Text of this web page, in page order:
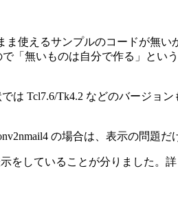
ま使えるサンプルのコードが無い
「無いものは自分で作る」とい
は Tcl7.6/Tk4.2 などのバージョ
の場合は、表示の問題だ
をしていることが分りました。